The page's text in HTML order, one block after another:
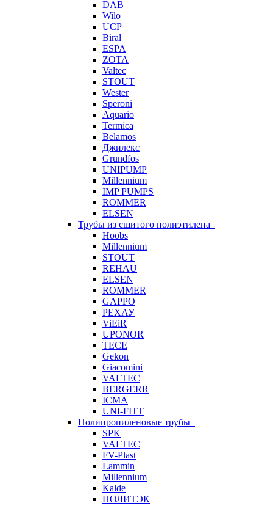
DAB
Wilo
UCP
Biral
ESPA
ZOTA
Valtec
STOUT
Wester
Speroni
Aquario
Termica
Belamos
Джилекс
Grundfos
UNIPUMP
Millennium
IMP PUMPS
ROMMER
ELSEN
Трубы из сшитого полиэтилена
Hoobs
Millennium
STOUT
REHAU
ELSEN
ROMMER
GAPPO
РЕХАУ
ViEiR
UPONOR
TECE
Gekon
Giacomini
VALTEC
BERGERR
ICMA
UNI-FITT
Полипропиленовые трубы
SPK
VALTEC
FV-Plast
Lammin
Millennium
Kalde
ПОЛИТЭК